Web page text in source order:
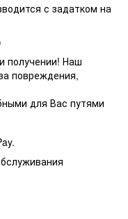
с задатком на
получении! Наш
повреждения,
для Вас путями